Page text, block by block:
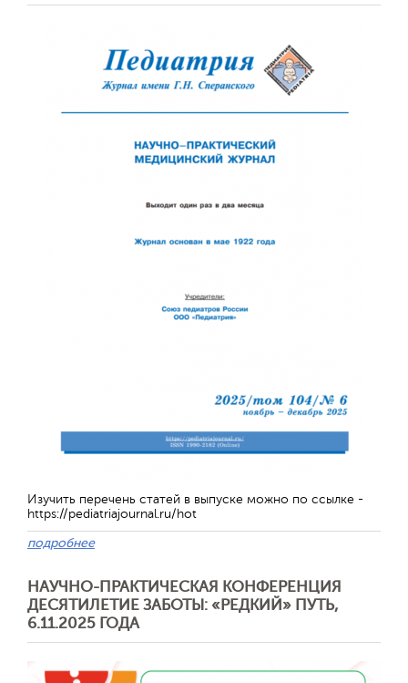
Изучить перечень статей в выпуске можно по ссылке -
https://pediatriajournal.ru/hot
подробнее
НАУЧНО-ПРАКТИЧЕСКАЯ КОНФЕРЕНЦИЯ
ДЕСЯТИЛЕТИЕ ЗАБОТЫ: «РЕДКИЙ» ПУТЬ,
6.11.2025 ГОДА